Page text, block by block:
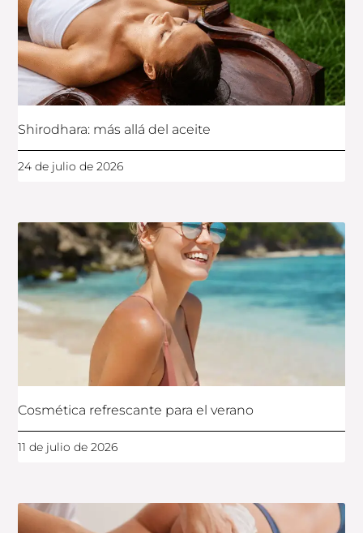
Shirodhara: más allá del aceite
24 de julio de 2026
Cosmética refrescante para el verano
11 de julio de 2026